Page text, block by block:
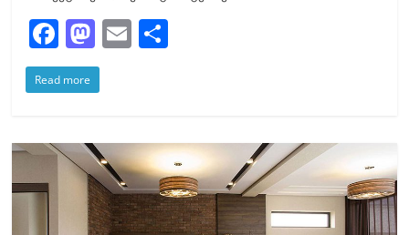
F
a
c
b
o
M
a
st
d
o
n
E
Read more